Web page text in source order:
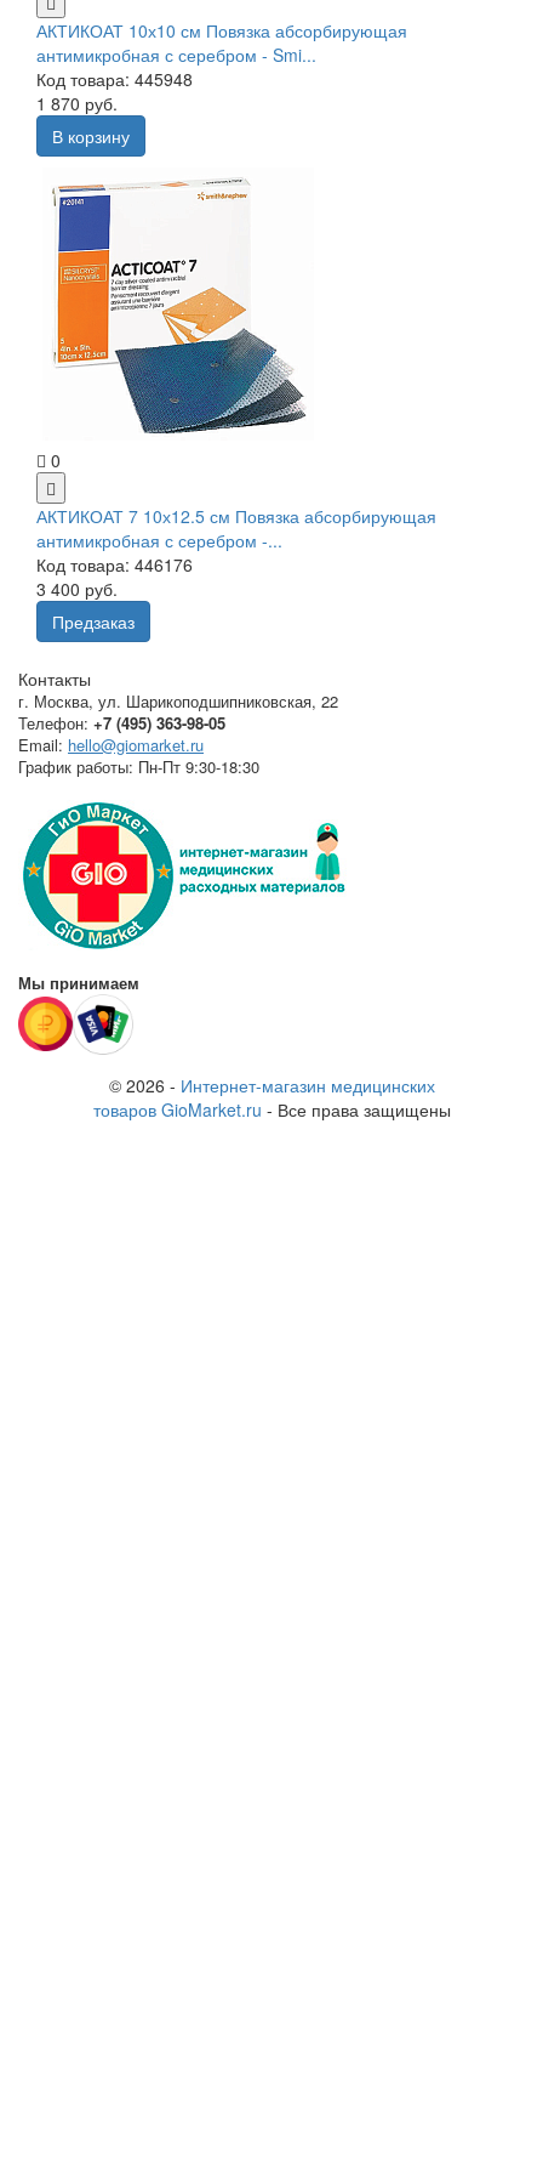
АКТИКОАТ 10х10 см Повязка абсорбирующая
антимикробная с серебром - Smi...
Код товара: 445948
1 870 руб.
В корзину
0
АКТИКОАТ 7 10х12.5 см Повязка абсорбирующая
антимикробная с серебром -...
Код товара: 446176
3 400 руб.
Предзаказ
Контакты
г. Москва, ул. Шарикоподшипниковская, 22
Телефон: +7 (495) 363-98-05
Email: hello@giomarket.ru
График работы: Пн-Пт 9:30-18:30
Мы принимаем
© 2026 - Интернет-магазин медицинских
товаров GioMarket.ru - Все права защищены